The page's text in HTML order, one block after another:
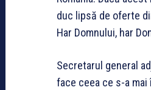
duc lipsă de oferte
Har Domnului, har
Secretarul general
face ceea ce s-a